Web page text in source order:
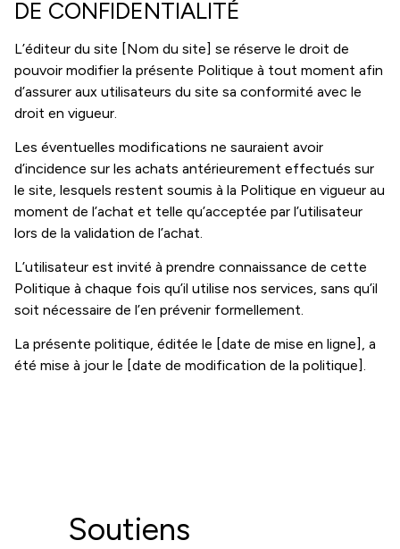
DE CONFIDENTIALITÉ
L’éditeur du site [Nom du site] se réserve le droit de
pouvoir modifier la présente Politique à tout moment afin
d’assurer aux utilisateurs du site sa conformité avec le
droit en vigueur.
Les éventuelles modifications ne sauraient avoir
d’incidence sur les achats antérieurement effectués sur
le site, lesquels restent soumis à la Politique en vigueur au
moment de l’achat et telle qu’acceptée par l’utilisateur
lors de la validation de l’achat.
L’utilisateur est invité à prendre connaissance de cette
Politique à chaque fois qu’il utilise nos services, sans qu’il
soit nécessaire de l’en prévenir formellement.
La présente politique, éditée le [date de mise en ligne], a
été mise à jour le [date de modification de la politique].
Soutiens